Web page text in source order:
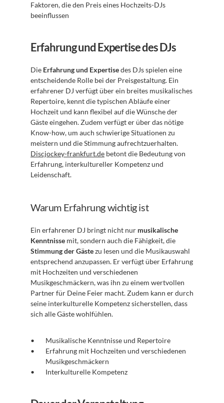
Faktoren, die den Preis eines Hochzeits-DJs
beeinflussen
Erfahrung und Expertise des DJs
Die Erfahrung und Expertise des DJs spielen eine
entscheidende Rolle bei der Preisgestaltung. Ein
erfahrener DJ verfügt über ein breites musikalisches
Repertoire, kennt die typischen Abläufe einer
Hochzeit und kann flexibel auf die Wünsche der
Gäste eingehen. Zudem verfügt er über das nötige
Know-how, um auch schwierige Situationen zu
Discjockey-frankfurt.de betont die Bedeutung von
Erfahrung, interkultureller Kompetenz und
Leidenschaft.
Warum Erfahrung wichtig ist
Ein erfahrener DJ bringt nicht nur musikalische
Kenntnisse
Stimmung der Gäste zu lesen und die Musikauswahl
entsprechend anzupassen. Er verfügt über Erfahrung
mit Hochzeiten und verschiedenen
Musikgeschmäckern, was ihn zu einem wertvollen
Partner für Deine Feier macht. Zudem kann er durch
seine interkulturelle Kompetenz sicherstellen, dass
sich alle Gäste wohlfühlen.
Musikalische Kenntnisse und Repertoire
Erfahrung mit Hochzeiten und verschiedenen
Musikgeschmäckern
Interkulturelle Kompetenz